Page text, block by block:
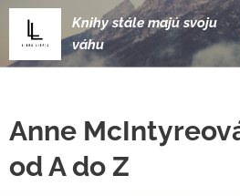
Knihy stále majú svoju
váhu
Anne
od A do Z